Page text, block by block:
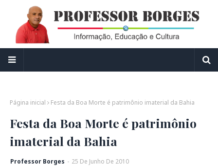
Página inicial Festa da Boa Morte é patrimônio imaterial da Bahia
Festa da Boa Morte é patrimônio
imaterial da Bahia
Professor Borges - 25 De Junho De 2010